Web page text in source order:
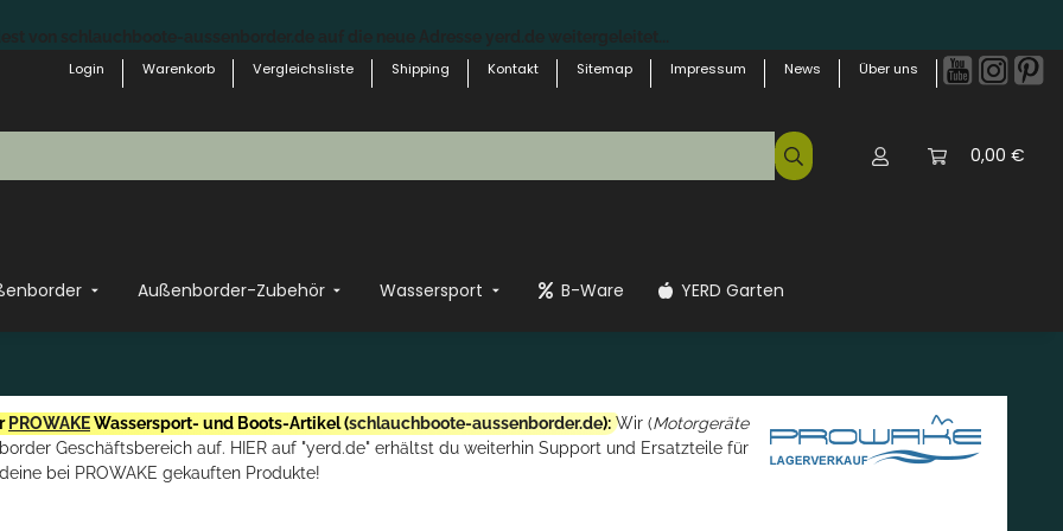
Login
Warenkorb Vergleichsliste Shipping Kontakt Sitemap Impressum News Über uns
0,00 €
Außenborder-Zubehör Wassersport B-Ware YERD Garten
PROWAKEWassersport- und Boots-Artikel (schlauchboote-aussenborder.de): Wir (Motorgeräte
Geschäftsbereich auf. HIER auf "yerd.de" erhältst du weiterhin Support und Ersatzteile für
deine bei PROWAKE gekauften Produkte!